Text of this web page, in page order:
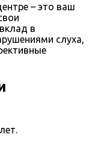
– это ваш
в
слуха,